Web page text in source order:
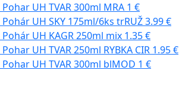
Pohar UH TVAR 300ml MRA 1 €
Pohár UH SKY 175ml/6ks trRUŽ3.99 €
Pohár UH KAGR 250ml mix 1.35 €
Pohar UH TVAR 250ml RYBKA CIR 1.95 €
Pohar UH TVAR 300ml blMOD 1 €